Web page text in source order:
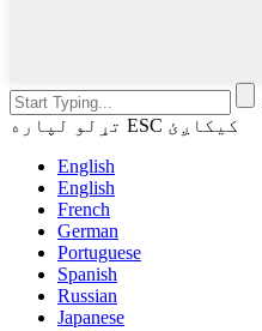
تړلو لپاره ESC کیکاږئ
English
English
French
German
Portuguese
Spanish
Russian
Japanese